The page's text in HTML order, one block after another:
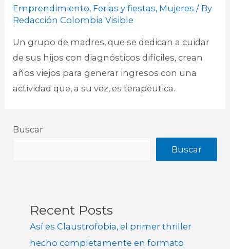
Emprendimiento, Ferias y fiestas, Mujeres / By
Redacción Colombia Visible
Un grupo de madres, que se dedican a cuidar
de sus hijos con diagnósticos difíciles, crean
años viejos para generar ingresos con una
actividad que, a su vez, es terapéutica.
Buscar
Buscar
Recent Posts
Así es Claustrofobia, el primer thriller
hecho completamente en formato